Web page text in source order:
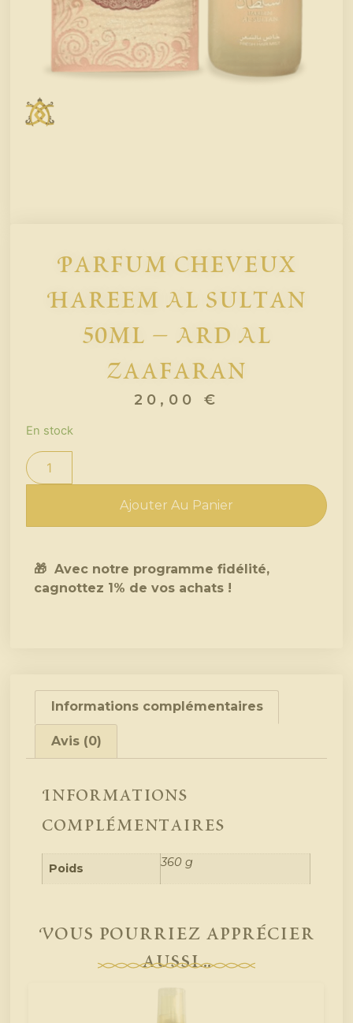
Parfum Cheveux
Hareem Al Sultan
50ml – Ard Al
Zaafaran
20,00 €
En stock
Ajouter Au Panier
🎁 Avec notre programme fidélité,
cagnottez 1% de vos achats !
Informations complémentaires
Avis (0)
Informations
complémentaires
Poids 360 g
Vous pourriez apprécier
aussi...